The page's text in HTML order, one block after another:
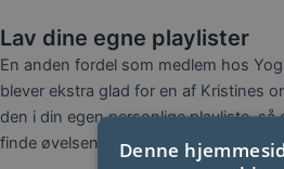
Lav dine egne playlister
En anden fordel som medlem hos
blever ekstra glad for en af Kristines
den i din egen personlige playliste,
finde øvelsen igen.Denne